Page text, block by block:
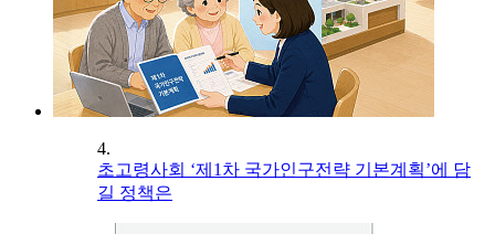
4.
초고령사회 ‘제1차 국가인구전략 기본계획’에 담
길 정책은